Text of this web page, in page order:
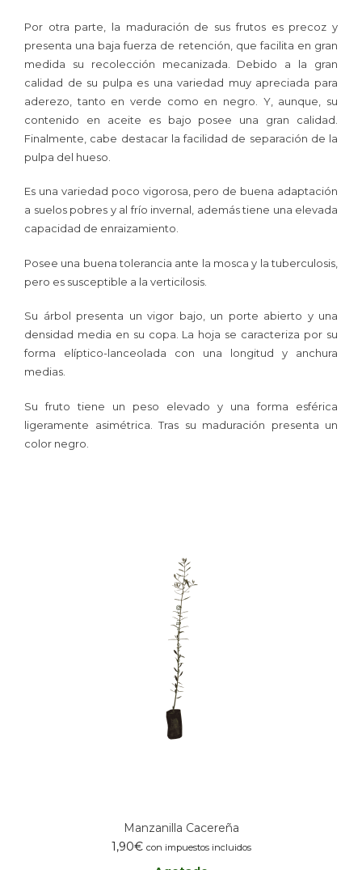
Por otra parte, la maduración de sus frutos es precoz y
presenta una baja fuerza de retención, que facilita en gran
medida su recolección mecanizada. Debido a la gran
calidad de su pulpa es una variedad muy apreciada para
aderezo, tanto en verde como en negro. Y, aunque, su
contenido en aceite es bajo posee una gran calidad.
Finalmente, cabe destacar la facilidad de separación de la
pulpa del hueso.
Es una variedad poco vigorosa, pero de buena adaptación
a suelos pobres y al frío invernal, además tiene una elevada
capacidad de enraizamiento.
Posee una buena tolerancia ante la mosca y la tuberculosis,
pero es susceptible a la verticilosis.
Su árbol presenta un vigor bajo, un porte abierto y una
densidad media en su copa. La hoja se caracteriza por su
forma elíptico-lanceolada con una longitud y anchura
medias.
Su fruto tiene un peso elevado y una forma esférica
ligeramente asimétrica. Tras su maduración presenta un
color negro.
Manzanilla Cacereña
1,90€ con impuestos incluidos